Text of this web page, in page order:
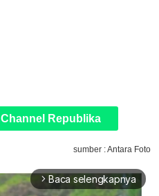
Republika
sumber : Antara Foto
arrow_forward_ios Baca selengkapnya